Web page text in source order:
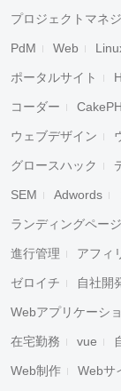
プロジェクトマネ
PdM Web
ポータルサイト
コーダー
ウェブデザイン
グロースハック
SEM Adwords
ランディングページ
進行管理 アフィ
ゼロイチ 自社開
Webアプリケーシ
在宅勤務 vue
Web制作 Webサ